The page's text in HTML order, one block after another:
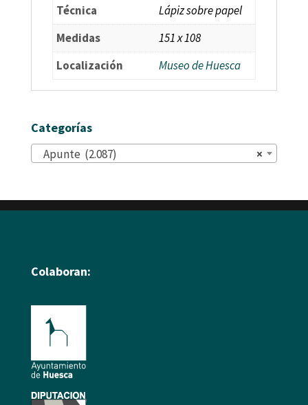
Técnica
Lápiz sobre papel
Medidas
151 x 108
Localización
Museo de Huesca
Categorías
×
Apunte (2.087)
Colaboran: